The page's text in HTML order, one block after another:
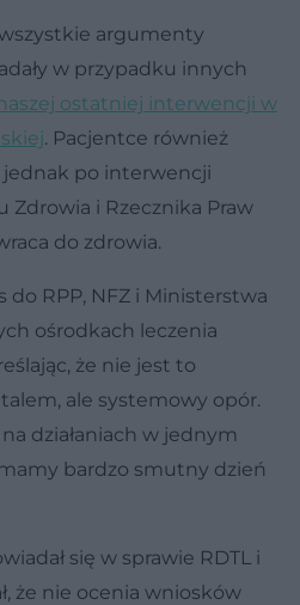
argumenty
w przypadku innych
ostatniej interwencji w
. Pacjentce również
jednak po interwencji
Zdrowia i Rzecznika Praw
do zdrowia.
do RPP, NFZ i Ministerstwa
ośrodkach leczenia
że nie jest to
ale systemowy opór.
działaniach w jednym
bardzo smutny dzień
się w sprawie RDTL i
że nie ocenia wniosków